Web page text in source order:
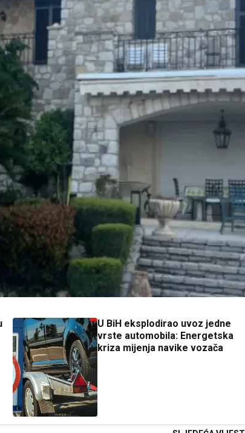
U BiH eksplodirao uvoz jedne
vrste automobila: Energetska
kriza mijenja navike vozača